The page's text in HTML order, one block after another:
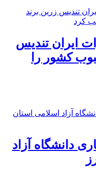
ایران تندیس
کشور را
دانشگاه آزاد